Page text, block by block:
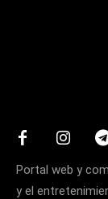
Portal web y
y el